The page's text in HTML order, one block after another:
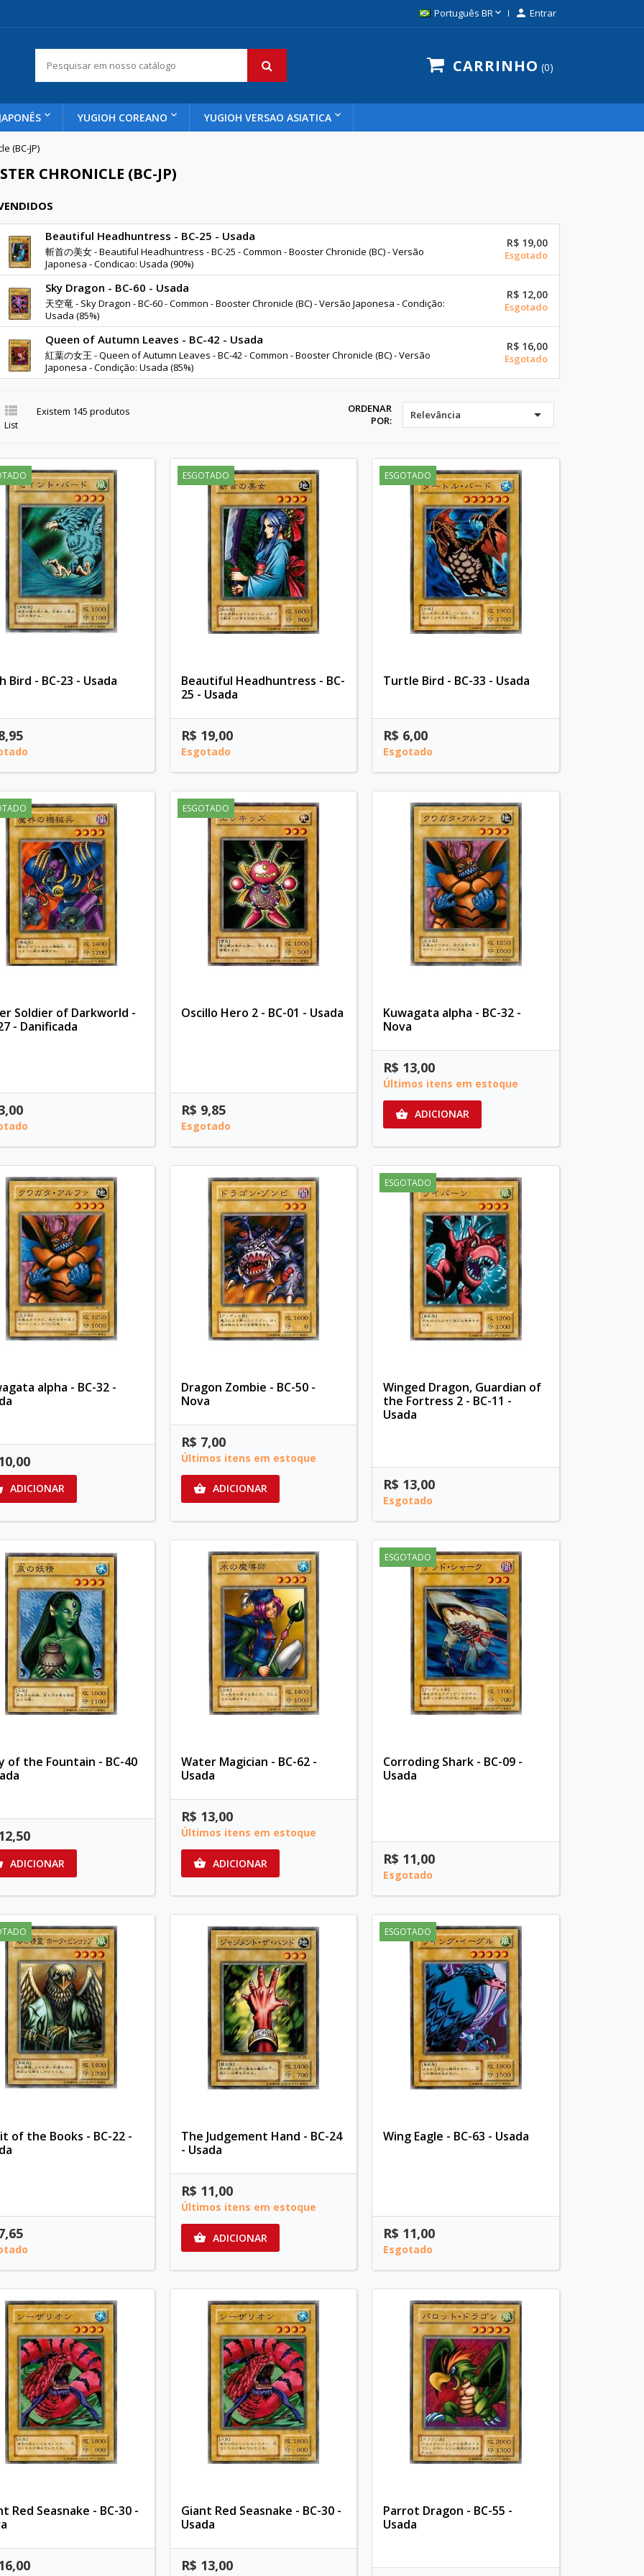
Português BR  Entrar
CARRINHO 0
YUGIOH COREANO YUGIOH VERSAO ASIATICA
(BC-JP)
CHRONICLE (BC-JP)
Beautiful Headhuntress - BC-25 - Usada
斬首の美女 - Beautiful Headhuntress - BC-25 - Common - Booster Chronicle (BC) - Versão
Japonesa - Condicao: Usada (90%)
R$ 19,00
Esgotado
Sky Dragon - BC-60 - Usada
天空竜 - Sky Dragon - BC-60 - Common - Booster Chronicle (BC) - Versão Japonesa - Condição:
Usada (85%)
R$ 12,00
Esgotado
Queen of Autumn Leaves - BC-42 - Usada
紅葉の女王 - Queen of Autumn Leaves - BC-42 - Common - Booster Chronicle (BC) - Versão
Japonesa - Condição: Usada (85%)
R$ 16,00
Esgotado

List
Existem 145 produtos
ORDENAR
POR:
Relevância 
Bird - BC-23 - Usada
ESGOTADO
Beautiful Headhuntress - BC-
25 - Usada
R$ 19,00
Esgotado
ESGOTADO
Turtle Bird - BC-33 - Usada
R$ 6,00
Esgotado
Soldier of Darkworld -
- Danificada
ESGOTADO
Oscillo Hero 2 - BC-01 - Usada
R$ 9,85
Esgotado
Kuwagata alpha - BC-32 -
Nova
R$ 13,00
Últimos itens em estoque
 ADICIONAR
alpha - BC-32 -
ADICIONAR
Dragon Zombie - BC-50 -
Nova
R$ 7,00
Últimos itens em estoque
 ADICIONAR
ESGOTADO
Winged Dragon, Guardian of
the Fortress 2 - BC-11 -
Usada
R$ 13,00
Esgotado
of the Fountain - BC-40
ADICIONAR
Water Magician - BC-62 -
Usada
R$ 13,00
Últimos itens em estoque
 ADICIONAR
ESGOTADO
Corroding Shark - BC-09 -
Usada
R$ 11,00
Esgotado
of the Books - BC-22 -
The Judgement Hand - BC-24
- Usada
R$ 11,00
Últimos itens em estoque
 ADICIONAR
ESGOTADO
Wing Eagle - BC-63 - Usada
R$ 11,00
Esgotado
Red Seasnake - BC-30 -
Giant Red Seasnake - BC-30 -
Usada
R$ 13,00
Parrot Dragon - BC-55 -
Usada